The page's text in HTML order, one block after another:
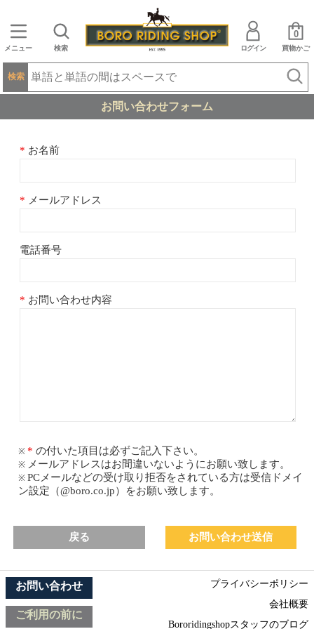
メニュー 検索 ログイン 買物かご
0
検索
お問い合わせフォーム
お名前
メールアドレス
電話番号
お問い合わせ内容
の付いた項目は必ずご記入下さい。
メールアドレスはお間違いないようにお願い致します。
PCメールなどの受け取り拒否をされている方は受信ドメイ
ン設定（@boro.co.jp）をお願い致します。
戻る
お問い合わせ
ご利用の前に
プライバシーポリシー
会社概要
Bororidingshopスタッフのブログ